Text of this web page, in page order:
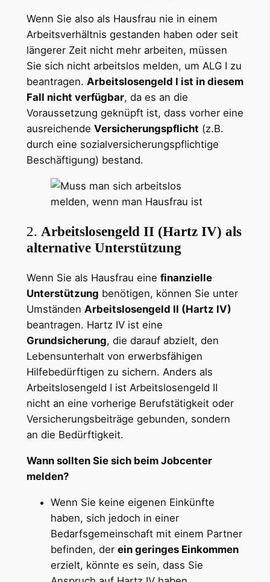
Wenn Sie also als Hausfrau nie in einem
Arbeitsverhältnis gestanden haben oder seit
längerer Zeit nicht mehr arbeiten, müssen
Sie sich nicht arbeitslos melden, um ALG I zu
beantragen. Arbeitslosengeld I ist in diesem
Fall nicht verfügbar, da es an die
Voraussetzung geknüpft ist, dass vorher eine
ausreichende Versicherungspflicht (z.B.
durch eine sozialversicherungspflichtige
Beschäftigung) bestand.
2. Arbeitslosengeld II (Hartz IV) als
alternative Unterstützung
Wenn Sie als Hausfrau eine finanzielle
Unterstützung benötigen, können Sie unter
Umständen Arbeitslosengeld II (Hartz IV)
beantragen. Hartz IV ist eine
Grundsicherung, die darauf abzielt, den
Lebensunterhalt von erwerbsfähigen
Hilfebedürftigen zu sichern. Anders als
Arbeitslosengeld I ist Arbeitslosengeld II
nicht an eine vorherige Berufstätigkeit oder
Versicherungsbeiträge gebunden, sondern
an die Bedürftigkeit.
Wann sollten Sie sich beim Jobcenter
melden?
Wenn Sie keine eigenen Einkünfte
haben, sich jedoch in einer
Bedarfsgemeinschaft mit einem Partner
befinden, der ein geringes Einkommen
erzielt, könnte es sein, dass Sie